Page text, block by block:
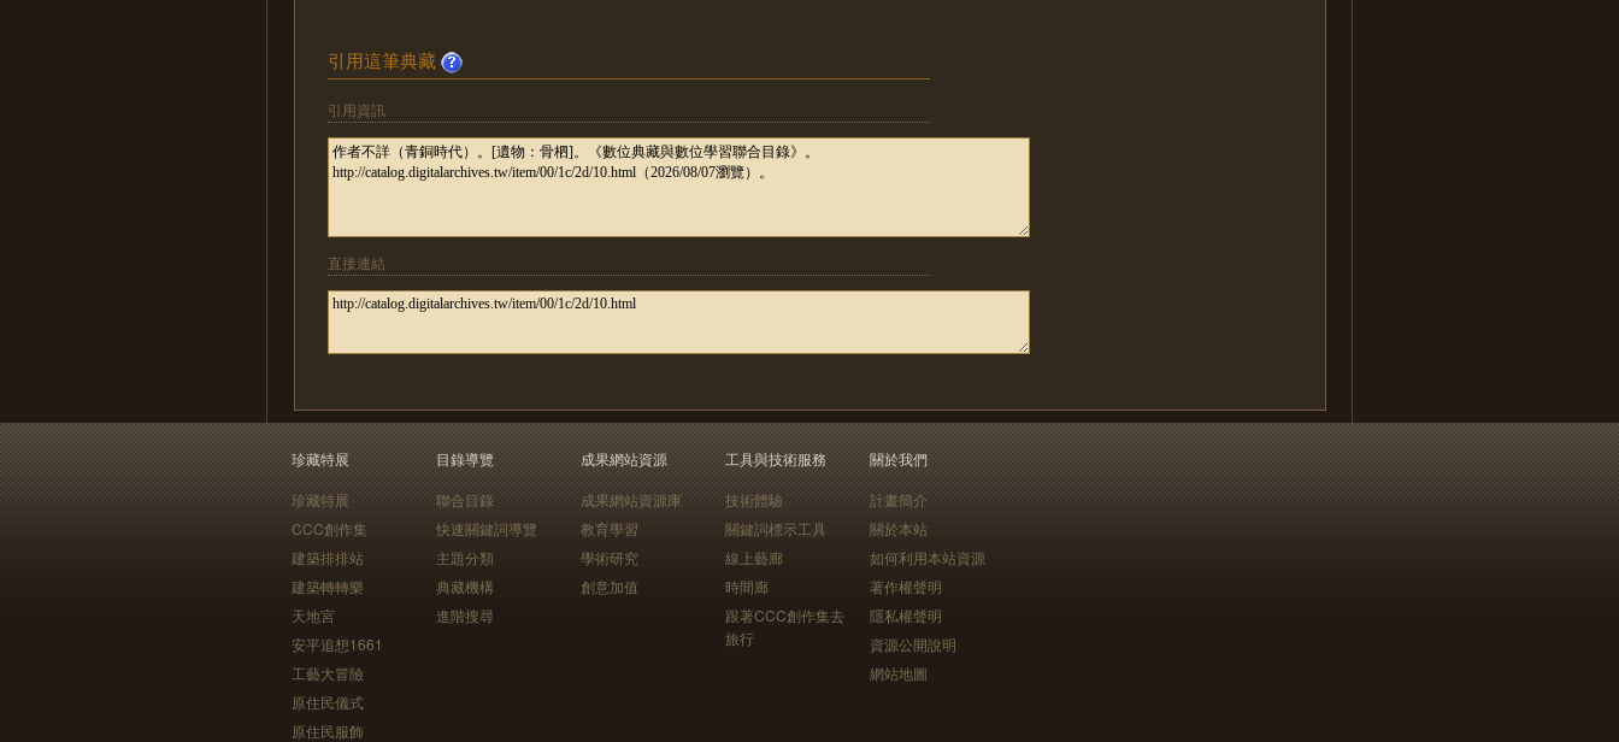
引用這筆典藏
引用資訊
直接連結
珍藏特展
珍藏特展
CCC創作集
建築排排站
建築轉轉樂
天地宮
安平追想1661
工藝大冒險
原住民儀式
原住民服飾
目錄導覽
聯合目錄
快速關鍵詞導覽
主題分類
典藏機構
進階搜尋
成果網站資源
成果網站資源庫
教育學習
學術研究
創意加值
工具與技術服務
技術體驗
關鍵詞標示工具
線上藝廊
時間廊
跟著CCC創作集去
旅行
關於我們
計畫簡介
關於本站
如何利用本站資源
著作權聲明
隱私權聲明
資源公開說明
網站地圖